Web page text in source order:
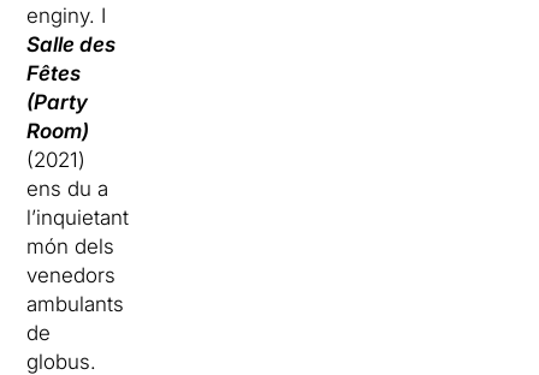
enginy. I
Salle des
Fêtes
(Party
Room)
(2021)
ens du a
l’inquietant
món dels
venedors
ambulants
de
globus.